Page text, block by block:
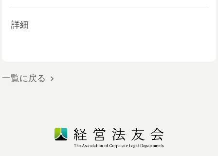
詳細
一覧に戻る